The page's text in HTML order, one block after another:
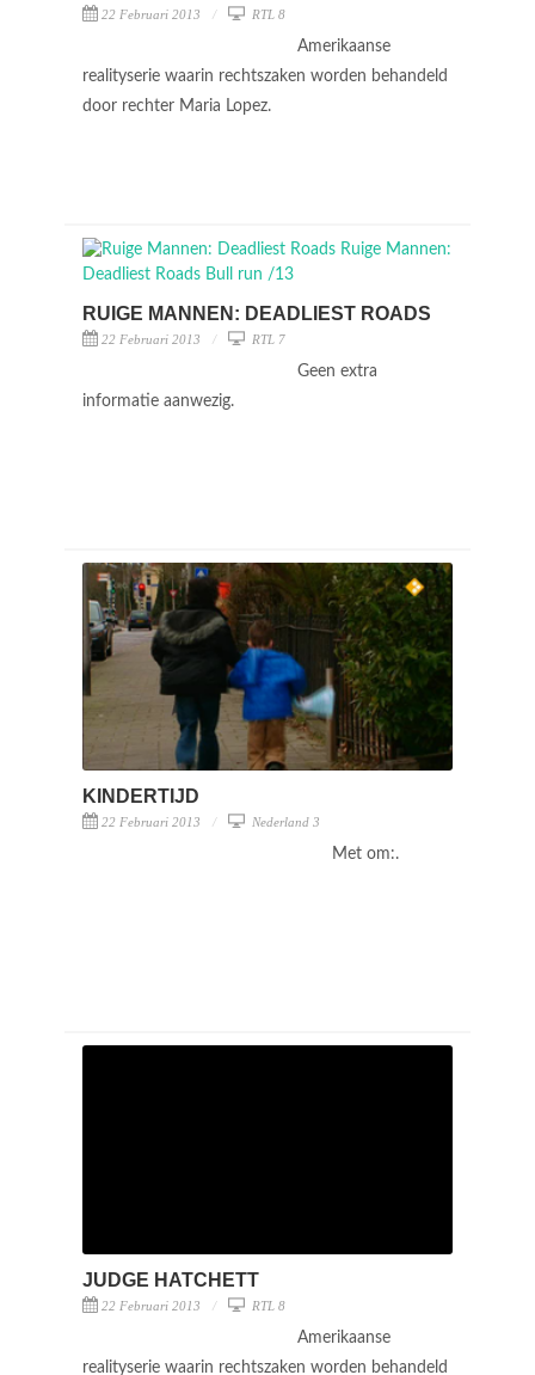
22 Februari 2013 RTL 8
Amerikaanse
realityserie waarin rechtszaken worden behandeld
door rechter Maria Lopez.
RUIGE MANNEN: DEADLIEST ROADS
22 Februari 2013 RTL 7
Geen extra
informatie aanwezig.
KINDERTIJD
22 Februari 2013 Nederland 3
Met om:.
JUDGE HATCHETT
22 Februari 2013 RTL 8
Amerikaanse
realityserie waarin rechtszaken worden behandeld